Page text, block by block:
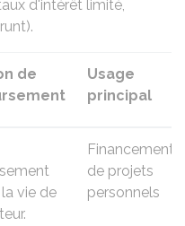
d'intérêt limité,
de
Usage
principal
vie de
Financement
de projets
personnels